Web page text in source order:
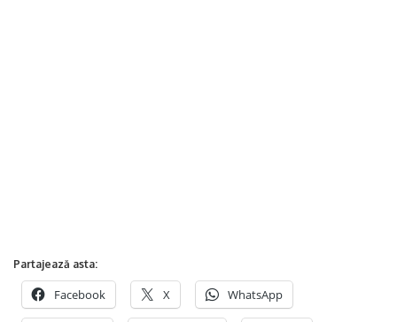
Partajează asta:
Facebook X WhatsApp